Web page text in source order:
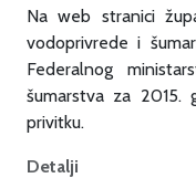
Na web stranici
vodoprivrede i
Federalnog
šumarstva za 2015.
privitku.
Detalji